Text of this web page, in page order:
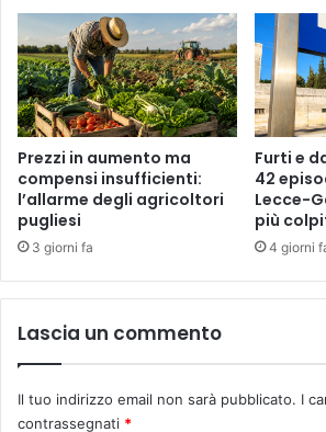
Prezzi in aumento ma
compensi insufficienti:
l’allarme degli agricoltori
pugliesi
3 giorni fa
Furti e
42
Lecce-
più
4 giorni
Lascia un commento
Il tuo indirizzo email non sarà pubblicato. I
contrassegnati *